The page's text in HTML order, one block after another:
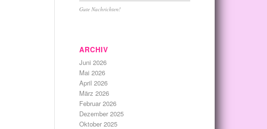
Gute Nachrichten!
ARCHIV
Juni 2026
Mai 2026
April 2026
März 2026
Februar 2026
Dezember 2025
Oktober 2025